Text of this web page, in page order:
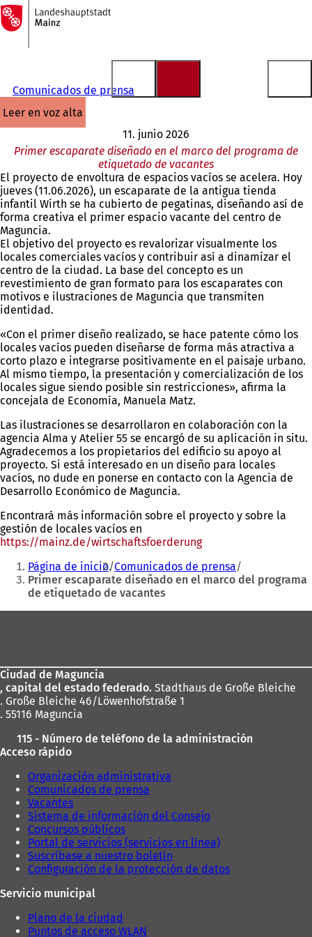
Saltar al contenido
A
la
página
Comunicados de prensa
leer en voz alta
11. junio 2026
Primer escaparate diseñado en el marco del programa de
etiquetado de vacantes
El proyecto de envoltura de espacios vacíos se acelera. Hoy
jueves (11.06.2026), un escaparate de la antigua tienda
infantil Wirth se ha cubierto de pegatinas, diseñando así de
forma creativa el primer espacio vacante del centro de
Maguncia.
El objetivo del proyecto es revalorizar visualmente los
locales comerciales vacíos y contribuir así a dinamizar el
centro de la ciudad. La base del concepto es un
revestimiento de gran formato para los escaparates con
motivos e ilustraciones de Maguncia que transmiten
identidad.
«Con el primer diseño realizado, se hace patente cómo los
locales vacíos pueden diseñarse de forma más atractiva a
corto plazo e integrarse positivamente en el paisaje urbano.
Al mismo tiempo, la presentación y comercialización de los
locales sigue siendo posible sin restricciones», afirma la
concejala de Economía, Manuela Matz.
Las ilustraciones se desarrollaron en colaboración con la
agencia Alma y Atelier 55 se encargó de su aplicación in situ.
Agradecemos a los propietarios del edificio su apoyo al
proyecto. Si está interesado en un diseño para locales
vacíos, no dude en ponerse en contacto con la Agencia de
Desarrollo Económico de Maguncia.
Encontrará más información sobre el proyecto y sobre la
gestión de locales vacíos en
https://mainz.de/wirtschaftsfoerderung(Se
en
una
pestaña)
Estás
aquí:
Página de inicio Comunicados de prensa
Primer escaparate diseñado en el marco del programa
de etiquetado de vacantes
pies
Ciudad de Maguncia
, capital del estado federado. Stadthaus de Große Bleiche
. Große Bleiche 46/Löwenhofstraße 1
. 55116 Maguncia
115 - Número de teléfono de la administración
Acceso rápido
Organización administrativa
Comunicados de prensa
Vacantes
Sistema de información del Consejo
Concursos públicos
Portal de servicios (servicios en línea)
Suscríbase a nuestro boletín
Configuración de la protección de datos
Servicio municipal
Plano de la ciudad
Puntos de acceso WLAN